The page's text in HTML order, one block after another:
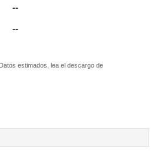
--
--
estimados, lea el descargo de